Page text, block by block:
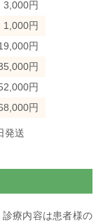
3,000円
1,000円
円
円
円
円
発送
療内容は患者様の